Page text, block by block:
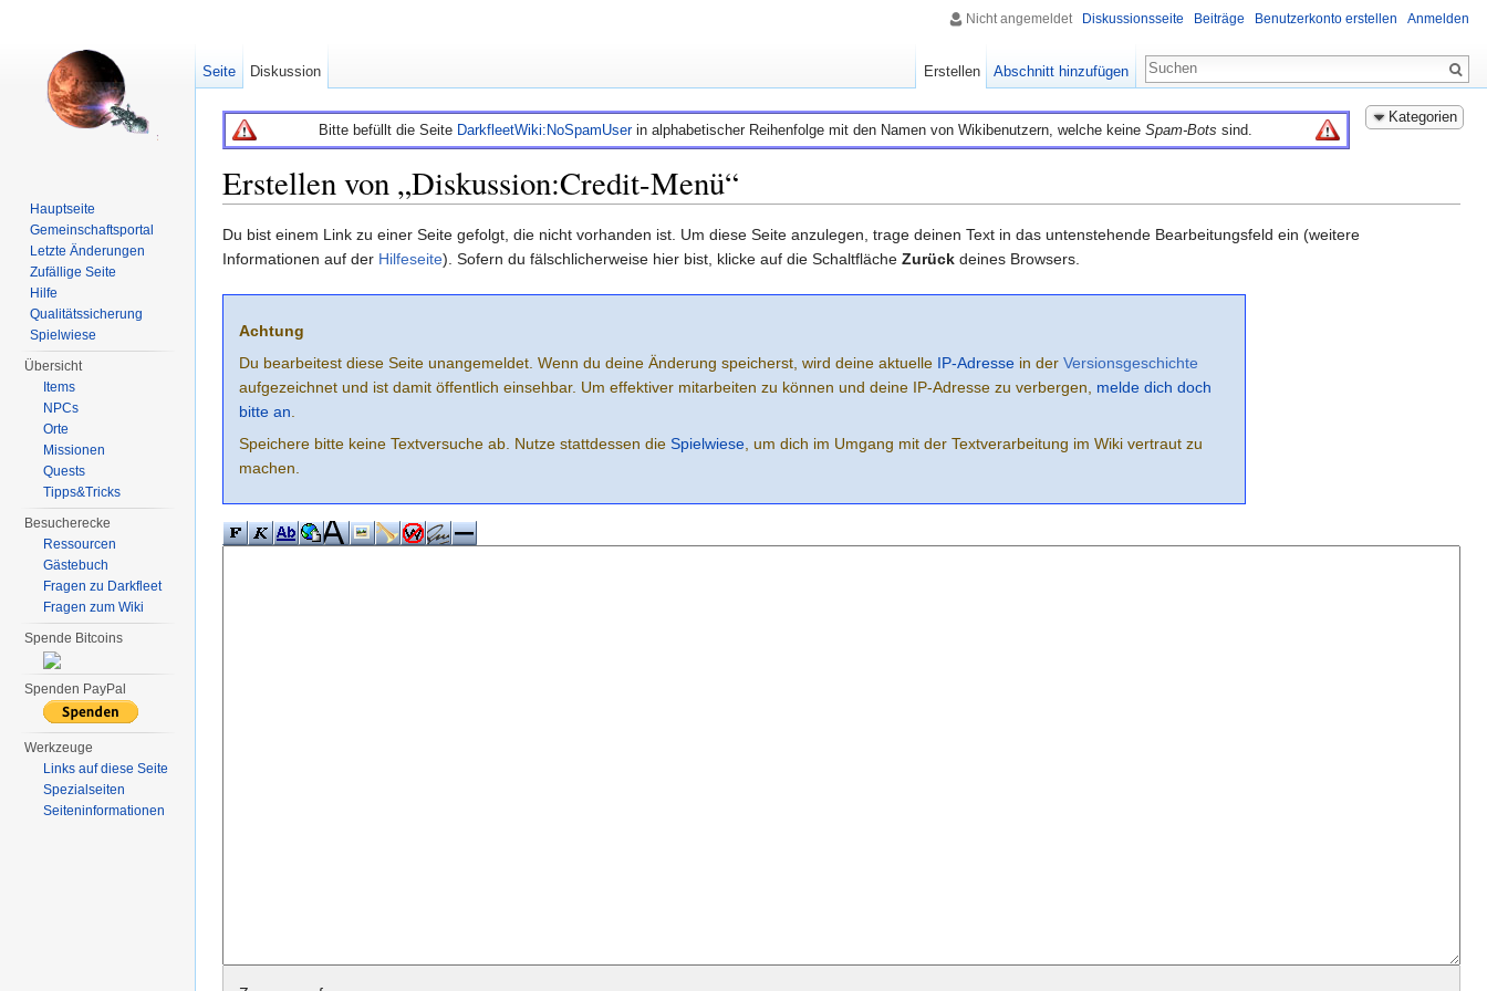
Kategorien
Bitte befüllt die Seite DarkfleetWiki:NoSpamUserin alphabetischer Reihenfolge mit den Namen von Wikibenutzern, welche keine Spam-Bots sind.
Erstellen von „Diskussion:Credit-Menü“
Du bist einem Link zu einer Seite gefolgt, die nicht vorhanden ist. Um diese Seite anzulegen, trage deinen Text in das untenstehende Bearbeitungsfeld ein (weitere
Informationen auf der Hilfeseite). Sofern du fälschlicherweise hier bist, klicke auf die Schaltfläche Zurück deines Browsers.
Achtung
Du bearbeitest diese Seite unangemeldet. Wenn du deine Änderung speicherst, wird deine aktuelle IP-Adresse in der Versionsgeschichte
aufgezeichnet und ist damit öffentlich einsehbar. Um effektiver mitarbeiten zu können und deine IP-Adresse zu verbergen, melde dich doch
bitte an
Speichere bitte keine Textversuche ab. Nutze stattdessen die Spielwiese , um dich im Umgang mit der Textverarbeitung im Wiki vertraut zu
machen.
Nicht angemeldet Diskussionsseite Beiträge Benutzerkonto erstellen Anmelden
Seite Diskussion Erstellen Abschnitt hinzufügen
Hauptseite
Gemeinschaftsportal
Letzte Änderungen
Zufällige Seite
Hilfe
Qualitätssicherung
Spielwiese
Übersicht
Items
NPCs
Orte
Missionen
Quests
Tipps&Tricks
Besucherecke
Ressourcen
Gästebuch
Fragen zu Darkfleet
Fragen zum Wiki
Spende Bitcoins
Spenden PayPal
Werkzeuge
Links auf diese Seite
Spezialseiten
Seiten­informationen